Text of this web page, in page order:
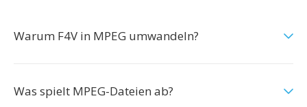
Warum F4V in MPEG umwandeln?
Was spielt MPEG-Dateien ab?